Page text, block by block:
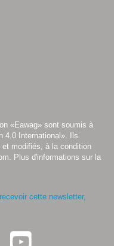
«Eawag» sont soumis à
4.0 International». Ils
modifiés, à la condition
Plus d'informations sur la
cette newsletter,